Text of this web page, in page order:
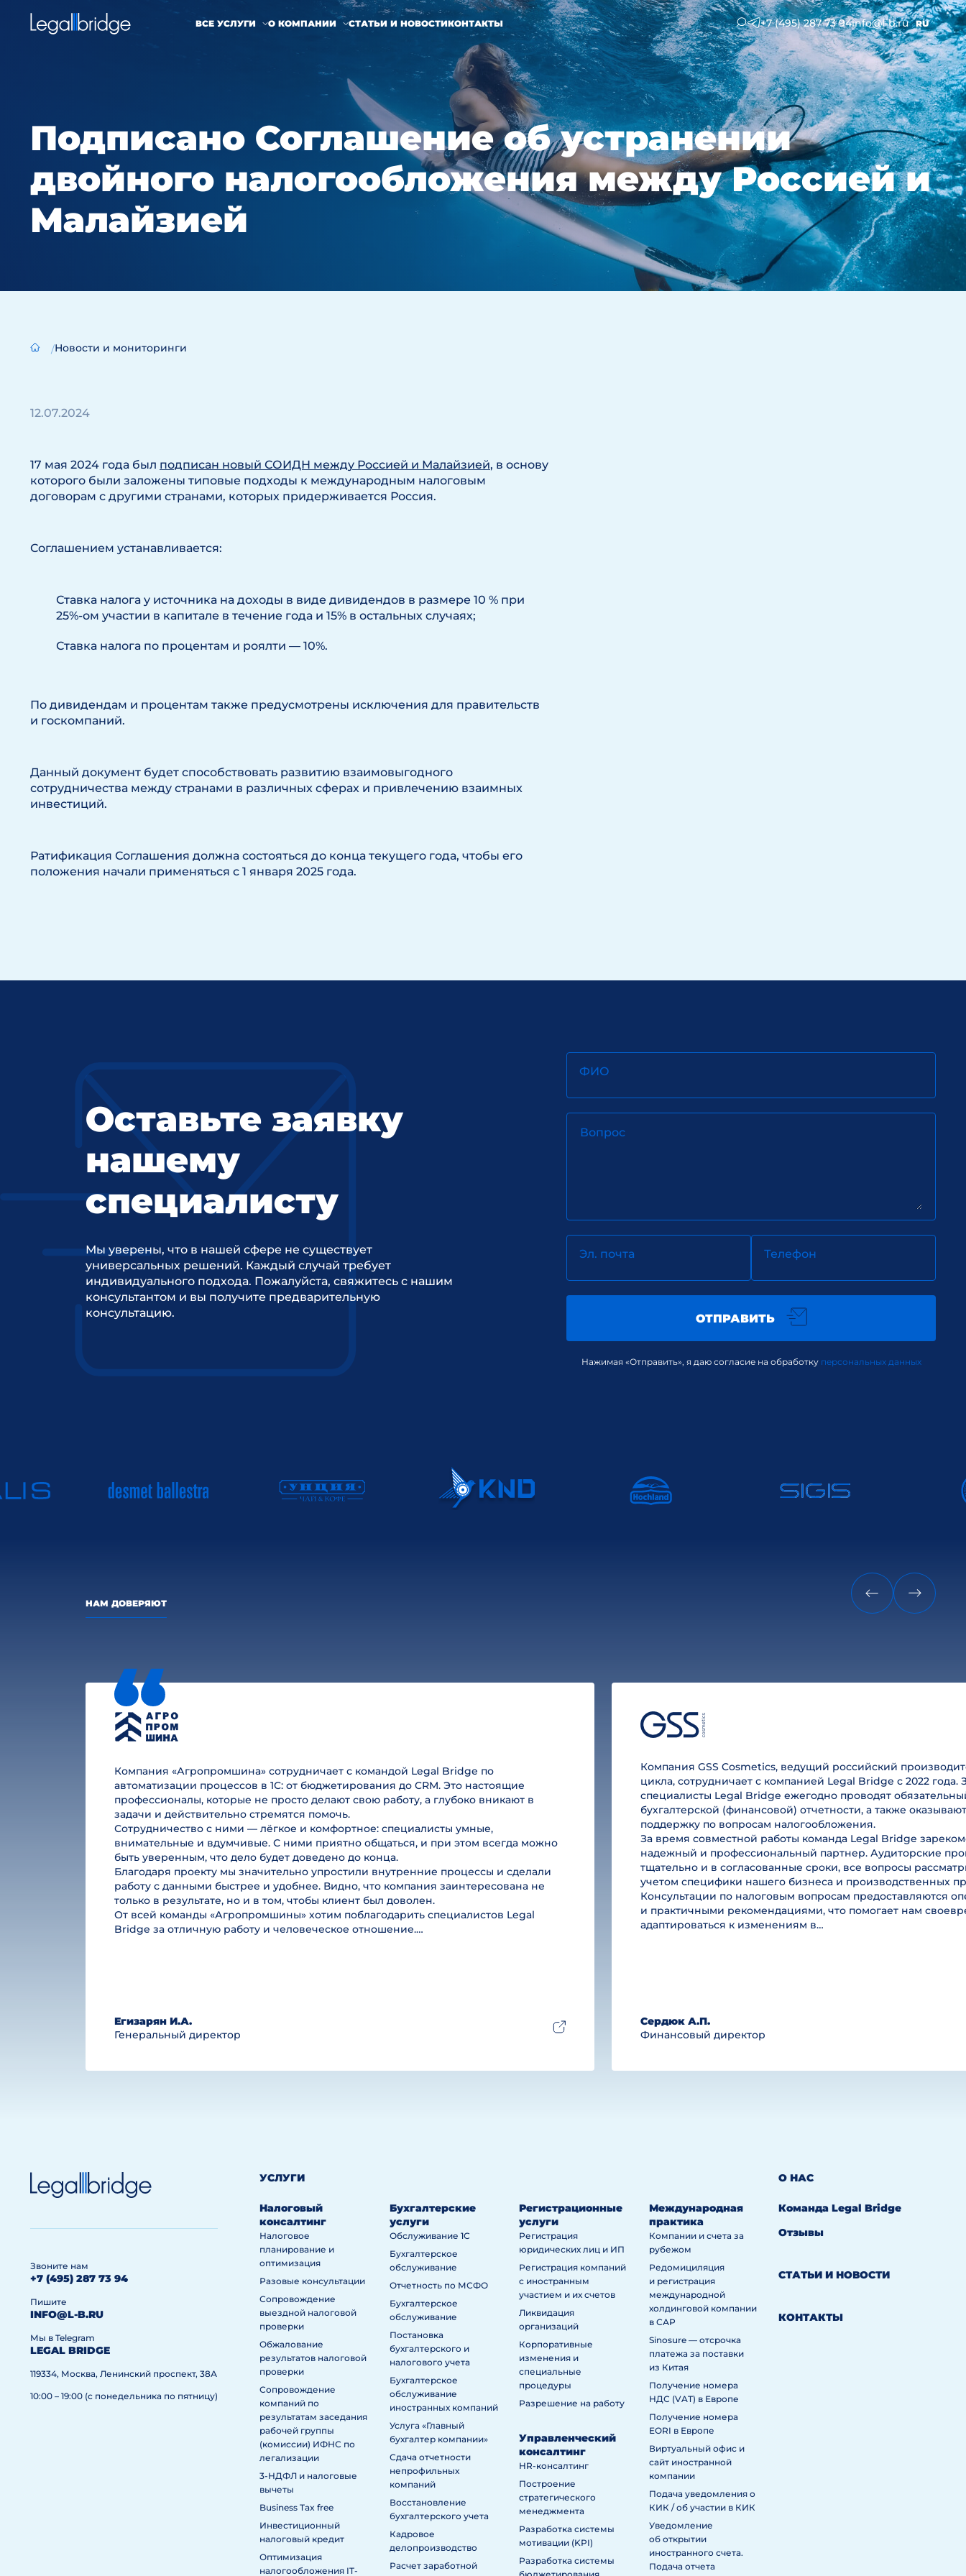
ВСЕ УСЛУГИ О КОМПАНИИ СТАТЬИ И НОВОСТИКОНТАКТЫ +7 (495) 287 73 94info@l-b.ru RU
Подписано Соглашение об устранении
двойного налогообложения между Россией и
Малайзией
Новости и мониторинги
12.07.2024
17 мая 2024 года был подписан новый СОИДН между Россией и Малайзией, в основу
которого были заложены типовые подходы к международным налоговым
договорам с другими странами, которых придерживается Россия.
Соглашением устанавливается:
Ставка налога у источника на доходы в виде дивидендов в размере 10 % при
25%-ом участии в капитале в течение года и 15% в остальных случаях;
Ставка налога по процентам и роялти — 10%.
По дивидендам и процентам также предусмотрены исключения для правительств
и госкомпаний.
Данный документ будет способствовать развитию взаимовыгодного
сотрудничества между странами в различных сферах и привлечению взаимных
инвестиций.
Ратификация Соглашения должна состояться до конца текущего года, чтобы его
положения начали применяться с 1 января 2025 года.
Оставьте заявку
нашему
специалисту
Мы уверены, что в нашей сфере не существует
универсальных решений. Каждый случай требует
индивидуального подхода. Пожалуйста, свяжитесь с нашим
консультантом и вы получите предварительную
консультацию.
ФИО
Вопрос
Эл. почта Телефон
ОТПРАВИТЬ
Нажимая «Отправить», я даю согласие на обработку персональных данных
НАМ ДОВЕРЯЮТ
Компания «Агропромшина» сотрудничает с командой Legal Bridge по
автоматизации процессов в 1С: от бюджетирования до CRM. Это настоящие
профессионалы, которые не просто делают свою работу, а глубоко вникают в
задачи и действительно стремятся помочь.
Сотрудничество с ними — лёгкое и комфортное: специалисты умные,
внимательные и вдумчивые. С ними приятно общаться, и при этом всегда можно
быть уверенным, что дело будет доведено до конца.
Благодаря проекту мы значительно упростили внутренние процессы и сделали
работу с данными быстрее и удобнее. Видно, что компания заинтересована не
только в результате, но и в том, чтобы клиент был доволен.
От всей команды «Агропромшины» хотим поблагодарить специалистов Legal
Bridge за отличную работу и человеческое отношение.…
Егизарян И.А.
Генеральный директор
Компания GSS Cosmetics, ведущий российский
цикла, сотрудничает с компанией Legal Bridge с 2022 года.
специалисты Legal Bridge ежегодно проводят
бухгалтерской (финансовой) отчетности, а также
поддержку по вопросам налогообложения.
За время совместной работы команда Legal Bridge
надежный и профессиональный партнер. Аудиторские
тщательно и в согласованные сроки, все вопросы
учетом специфики нашего бизнеса и производственных
Консультации по налоговым вопросам предоставляются
и практичными рекомендациями, что помогает нам
адаптироваться к изменениям в…
Сердюк А.П.
Финансовый директор
Звоните нам
+7 (495) 287 73 94
Пишите
INFO@L-B.RU
Мы в Telegram
LEGAL BRIDGE
119334, Москва, Ленинский проспект, 38А
10:00 – 19:00 (с понедельника по пятницу)
УСЛУГИ
Налоговый
консалтинг
Налоговое
планирование и
оптимизация
Разовые консультации
Сопровождение
выездной налоговой
проверки
Обжалование
результатов налоговой
проверки
Сопровождение
компаний по
результатам заседания
рабочей группы
(комиссии) ИФНС по
легализации
3-НДФЛ и налоговые
вычеты
Business Tax free
Инвестиционный
налоговый кредит
Оптимизация
налогообложения IT-
Бухгалтерские
услуги
Обслуживание 1С
Бухгалтерское
обслуживание
Отчетность по МСФО
Бухгалтерское
обслуживание
Постановка
бухгалтерского и
налогового учета
Бухгалтерское
обслуживание
иностранных компаний
Услуга «Главный
бухгалтер компании»
Сдача отчетности
непрофильных
компаний
Восстановление
бухгалтерского учета
Кадровое
делопроизводство
Расчет заработной
Регистрационные
услуги
Регистрация
юридических лиц и ИП
Регистрация компаний
с иностранным
участием и их счетов
Ликвидация
организаций
Корпоративные
изменения и
специальные
процедуры
Разрешение на работу
Управленческий
консалтинг
HR-консалтинг
Построение
стратегического
менеджмента
Разработка системы
мотивации (KPI)
Разработка системы
Международная
практика
Компании и счета за
рубежом
Редомициляция
и регистрация
международной
холдинговой компании
в САР
Sinosure — отсрочка
платежа за поставки
из Китая
Получение номера
НДС (VAT) в Европе
Получение номера
EORI в Европе
Виртуальный офис и
сайт иностранной
компании
Подача уведомления о
КИК / об участии в КИК
Уведомление
об открытии
иностранного счета.
Подача отчета
О НАС
Команда Legal Bridge
Отзывы
СТАТЬИ И НОВОСТИ
КОНТАКТЫ